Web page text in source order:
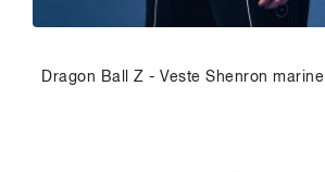
Dragon Ball Z - Veste Shenron marine